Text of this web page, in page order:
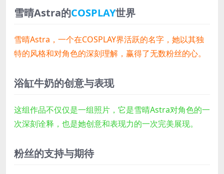
雪晴Astra的COSPLAY世界
雪晴Astra，一个在COSPLAY界活跃的名字，她以其独
特的风格和对角色的深刻理解，赢得了无数粉丝的心。
浴缸牛奶的创意与表现
这组作品不仅仅是一组照片，它是雪晴Astra对角色的一
次深刻诠释，也是她创意和表现力的一次完美展现。
粉丝的支持与期待